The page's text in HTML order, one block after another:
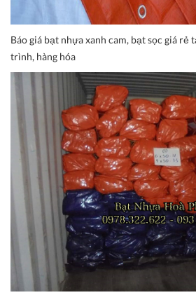
Báo giá bạt nhựa xanh cam, bạt sọc giá rẻ
trình, hàng hóa